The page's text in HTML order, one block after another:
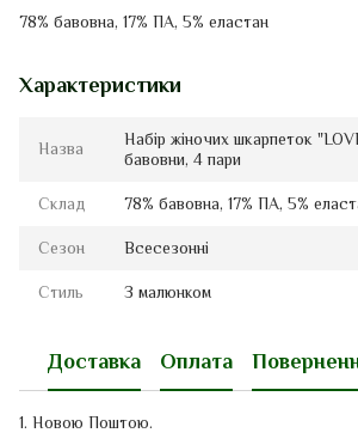
78% бавовна, 17% ПА, 5% еластан
Характеристики
Назва
Набір жіночих шкарпеток
бавовни, 4 пари
Склад 78% бавовна, 17% ПА, 5%
Сезон Всесезонні
Стиль З малюнком
Доставка Оплата
1. Новою Поштою.